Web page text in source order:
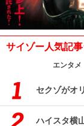
サイゾー人気記
エンタメ
セクゾがオ
ハイスタ横